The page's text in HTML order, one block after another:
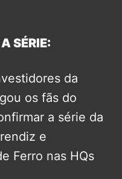
SÉRIE:
da
os fãs do
a série da
e
Ferro nas HQs